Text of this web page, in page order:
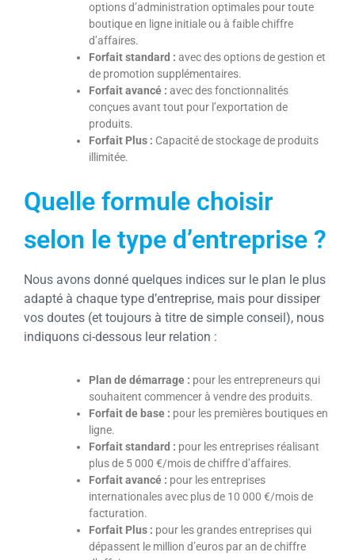
options d’administration optimales pour toute
boutique en ligne initiale ou à faible chiffre
d’affaires.
Forfait standard : avec des options de gestion et
de promotion supplémentaires.
Forfait avancé : avec des fonctionnalités
conçues avant tout pour l’exportation de
produits.
Forfait Plus : Capacité de stockage de produits
illimitée.
Quelle formule choisir
selon le type d’entreprise ?
Nous avons donné quelques indices sur le plan le plus
adapté à chaque type d’entreprise, mais pour dissiper
vos doutes (et toujours à titre de simple conseil), nous
indiquons ci-dessous leur relation :
Plan de démarrage : pour les entrepreneurs qui
souhaitent commencer à vendre des produits.
Forfait de base : pour les premières boutiques en
ligne.
Forfait standard : pour les entreprises réalisant
plus de 5 000 €/mois de chiffre d’affaires.
Forfait avancé : pour les entreprises
internationales avec plus de 10 000 €/mois de
facturation.
Forfait Plus : pour les grandes entreprises qui
dépassent le million d’euros par an de chiffre